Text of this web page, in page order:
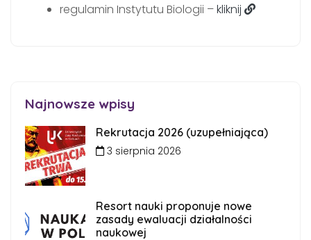
regulamin Instytutu Biologii –kliknij
Najnowsze wpisy
Rekrutacja 2026 (uzupełniająca)
3 sierpnia 2026
Resort nauki proponuje nowe
zasady ewaluacji działalności
naukowej